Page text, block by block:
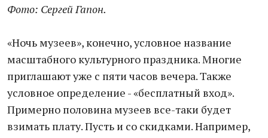
Фото: Сергей Гапон.
«Ночь музеев», конечно, условное название
масштабного культурного праздника. Многие
приглашают уже с пяти часов вечера. Также
условное определение - «бесплатный вход».
Примерно половина музеев все-таки будет
взимать плату. Пусть и со скидками. Например,